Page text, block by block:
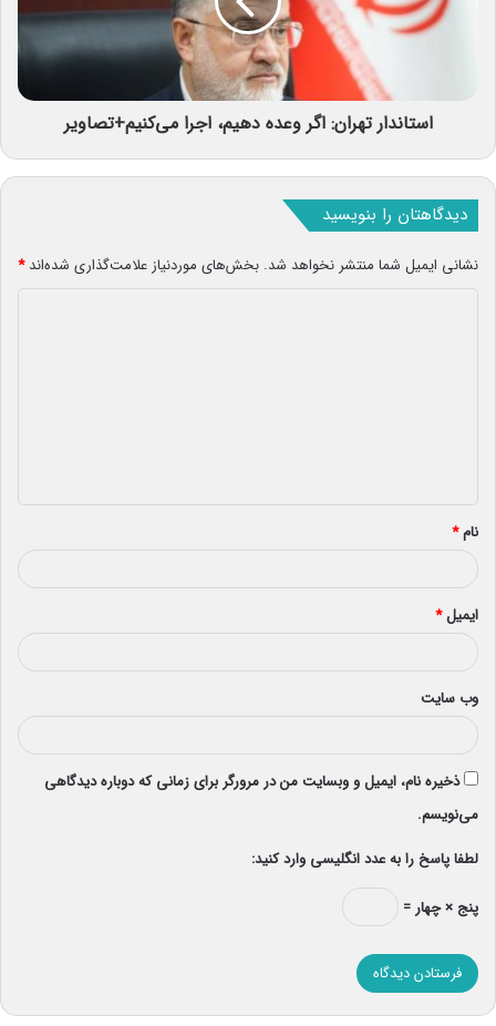
استاندار تهران: اگر وعده دهیم، اجرا می‌کنیم+تصاویر
دیدگاهتان را بنویسید
نشانی ایمیل شما منتشر نخواهد شد. بخش‌های موردنیاز علامت‌گذاری شده‌اند*
*
نام*
ایمیل*
وب‌ سایت
ذخیره نام، ایمیل و وبسایت من در مرورگر برای زمانی که دوباره دیدگاهی
می‌نویسم.
لطفا پاسخ را به عدد انگلیسی وارد کنید:
پنج × چهار =